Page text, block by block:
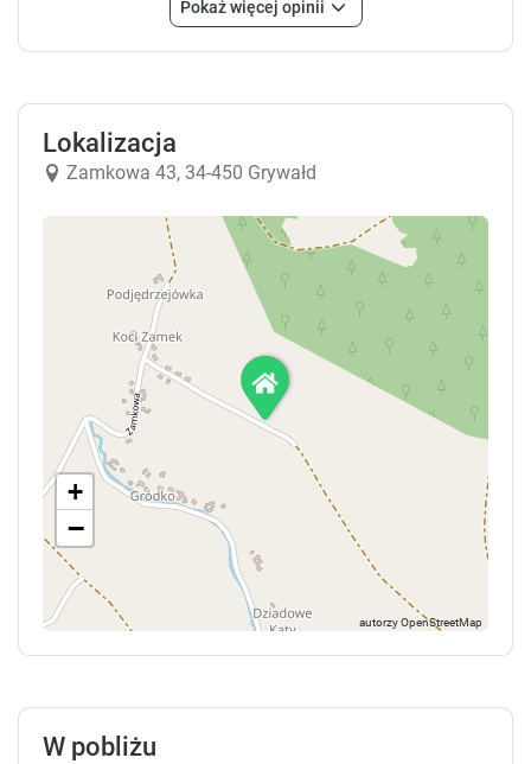
Pokaż więcej opinii
Lokalizacja
Zamkowa 43, 34-450 Grywałd
+
−
W pobliżu